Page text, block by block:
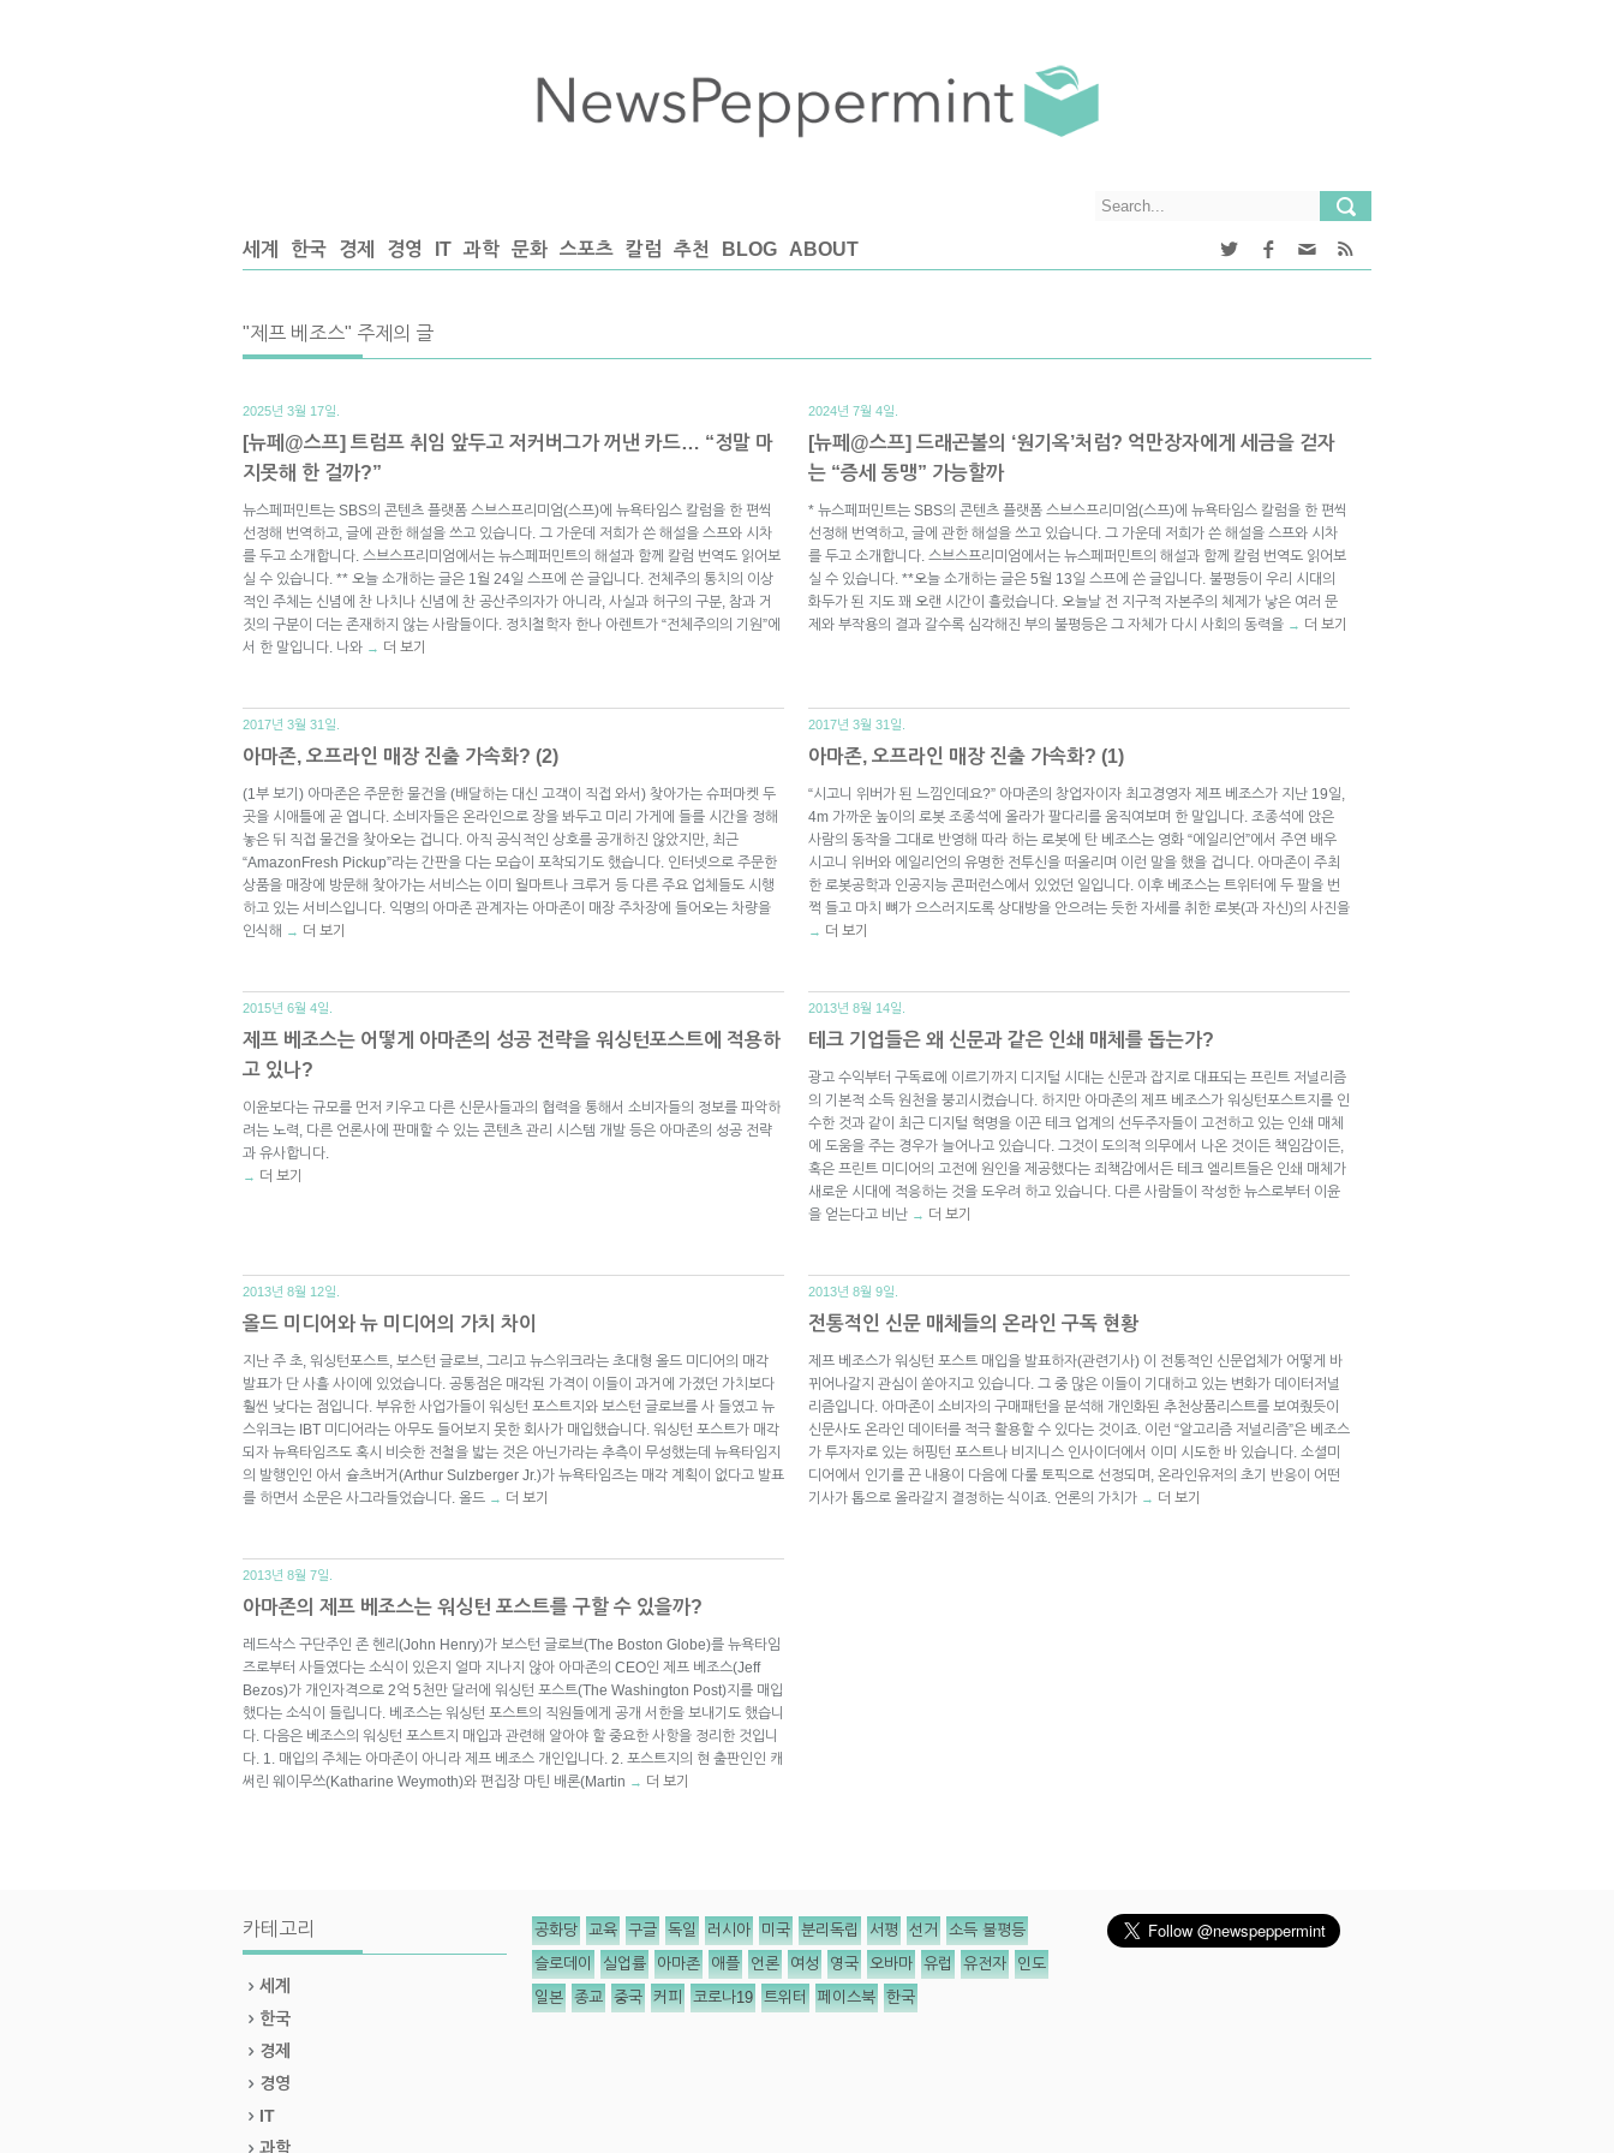
세계 한국 경제 경영 IT 과학 문화 스포츠 칼럼 추천 BLOG ABOUT
"제프 베조스" 주제의 글
2025년 3월 17일.
[뉴페@스프] 트럼프 취임 앞두고 저커버그가 꺼낸 카드… “정말 마
지못해 한 걸까?”
뉴스페퍼민트는 SBS의 콘텐츠 플랫폼 스브스프리미엄(스프)에 뉴욕타임스 칼럼을 한 편씩
선정해 번역하고, 글에 관한 해설을 쓰고 있습니다. 그 가운데 저희가 쓴 해설을 스프와 시차
를 두고 소개합니다. 스브스프리미엄에서는 뉴스페퍼민트의 해설과 함께 칼럼 번역도 읽어보
실 수 있습니다. ** 오늘 소개하는 글은 1월 24일 스프에 쓴 글입니다. 전체주의 통치의 이상
적인 주체는 신념에 찬 나치나 신념에 찬 공산주의자가 아니라, 사실과 허구의 구분, 참과 거
짓의 구분이 더는 존재하지 않는 사람들이다. 정치철학자 한나 아렌트가 “전체주의의 기원”에
서 한 말입니다. 나와 → 더 보기
2024년 7월 4일.
[뉴페@스프] 드래곤볼의 ‘원기옥’처럼? 억만장자에게 세금을 걷자
는 “증세 동맹” 가능할까
* 뉴스페퍼민트는 SBS의 콘텐츠 플랫폼 스브스프리미엄(스프)에 뉴욕타임스 칼럼을 한 편씩
선정해 번역하고, 글에 관한 해설을 쓰고 있습니다. 그 가운데 저희가 쓴 해설을 스프와 시차
를 두고 소개합니다. 스브스프리미엄에서는 뉴스페퍼민트의 해설과 함께 칼럼 번역도 읽어보
실 수 있습니다. **오늘 소개하는 글은 5월 13일 스프에 쓴 글입니다. 불평등이 우리 시대의
화두가 된 지도 꽤 오랜 시간이 흘렀습니다. 오늘날 전 지구적 자본주의 체제가 낳은 여러 문
제와 부작용의 결과 갈수록 심각해진 부의 불평등은 그 자체가 다시 사회의 동력을 → 더 보기
2017년 3월 31일.
아마존, 오프라인 매장 진출 가속화? (2)
(1부 보기) 아마존은 주문한 물건을 (배달하는 대신 고객이 직접 와서) 찾아가는 슈퍼마켓 두
곳을 시애틀에 곧 엽니다. 소비자들은 온라인으로 장을 봐두고 미리 가게에 들를 시간을 정해
놓은 뒤 직접 물건을 찾아오는 겁니다. 아직 공식적인 상호를 공개하진 않았지만, 최근
“AmazonFresh Pickup”라는 간판을 다는 모습이 포착되기도 했습니다. 인터넷으로 주문한
상품을 매장에 방문해 찾아가는 서비스는 이미 월마트나 크루거 등 다른 주요 업체들도 시행
하고 있는 서비스입니다. 익명의 아마존 관계자는 아마존이 매장 주차장에 들어오는 차량을
인식해 → 더 보기
2017년 3월 31일.
아마존, 오프라인 매장 진출 가속화? (1)
“시고니 위버가 된 느낌인데요?” 아마존의 창업자이자 최고경영자 제프 베조스가 지난 19일,
4m 가까운 높이의 로봇 조종석에 올라가 팔다리를 움직여보며 한 말입니다. 조종석에 앉은
사람의 동작을 그대로 반영해 따라 하는 로봇에 탄 베조스는 영화 “에일리언”에서 주연 배우
시고니 위버와 에일리언의 유명한 전투신을 떠올리며 이런 말을 했을 겁니다. 아마존이 주최
한 로봇공학과 인공지능 콘퍼런스에서 있었던 일입니다. 이후 베조스는 트위터에 두 팔을 번
쩍 들고 마치 뼈가 으스러지도록 상대방을 안으려는 듯한 자세를 취한 로봇(과 자신)의 사진을
→ 더 보기
2015년 6월 4일.
제프 베조스는 어떻게 아마존의 성공 전략을 워싱턴포스트에 적용하
고 있나?
이윤보다는 규모를 먼저 키우고 다른 신문사들과의 협력을 통해서 소비자들의 정보를 파악하
려는 노력, 다른 언론사에 판매할 수 있는 콘텐츠 관리 시스템 개발 등은 아마존의 성공 전략
과 유사합니다.
→ 더 보기
2013년 8월 14일.
테크 기업들은 왜 신문과 같은 인쇄 매체를 돕는가?
광고 수익부터 구독료에 이르기까지 디지털 시대는 신문과 잡지로 대표되는 프린트 저널리즘
의 기본적 소득 원천을 붕괴시켰습니다. 하지만 아마존의 제프 베조스가 워싱턴포스트지를 인
수한 것과 같이 최근 디지털 혁명을 이끈 테크 업계의 선두주자들이 고전하고 있는 인쇄 매체
에 도움을 주는 경우가 늘어나고 있습니다. 그것이 도의적 의무에서 나온 것이든 책임감이든,
혹은 프린트 미디어의 고전에 원인을 제공했다는 죄책감에서든 테크 엘리트들은 인쇄 매체가
새로운 시대에 적응하는 것을 도우려 하고 있습니다. 다른 사람들이 작성한 뉴스로부터 이윤
을 얻는다고 비난 → 더 보기
2013년 8월 12일.
올드 미디어와 뉴 미디어의 가치 차이
지난 주 초, 워싱턴포스트, 보스턴 글로브, 그리고 뉴스위크라는 초대형 올드 미디어의 매각
발표가 단 사흘 사이에 있었습니다. 공통점은 매각된 가격이 이들이 과거에 가졌던 가치보다
훨씬 낮다는 점입니다. 부유한 사업가들이 워싱턴 포스트지와 보스턴 글로브를 사 들였고 뉴
스위크는 IBT 미디어라는 아무도 들어보지 못한 회사가 매입했습니다. 워싱턴 포스트가 매각
되자 뉴욕타임즈도 혹시 비슷한 전철을 밟는 것은 아닌가라는 추측이 무성했는데 뉴욕타임지
의 발행인인 아서 슐츠버거(Arthur Sulzberger Jr.)가 뉴욕타임즈는 매각 계획이 없다고 발표
를 하면서 소문은 사그라들었습니다. 올드 → 더 보기
2013년 8월 9일.
전통적인 신문 매체들의 온라인 구독 현황
제프 베조스가 워싱턴 포스트 매입을 발표하자(관련기사) 이 전통적인 신문업체가 어떻게 바
뀌어나갈지 관심이 쏟아지고 있습니다. 그 중 많은 이들이 기대하고 있는 변화가 데이터저널
리즘입니다. 아마존이 소비자의 구매패턴을 분석해 개인화된 추천상품리스트를 보여줬듯이
신문사도 온라인 데이터를 적극 활용할 수 있다는 것이죠. 이런 “알고리즘 저널리즘”은 베조스
가 투자자로 있는 허핑턴 포스트나 비지니스 인사이더에서 이미 시도한 바 있습니다. 소셜미
디어에서 인기를 끈 내용이 다음에 다룰 토픽으로 선정되며, 온라인유저의 초기 반응이 어떤
기사가 톱으로 올라갈지 결정하는 식이죠. 언론의 가치가 → 더 보기
2013년 8월 7일.
아마존의 제프 베조스는 워싱턴 포스트를 구할 수 있을까?
레드삭스 구단주인 존 헨리(John Henry)가 보스턴 글로브(The Boston Globe)를 뉴욕타임
즈로부터 사들였다는 소식이 있은지 얼마 지나지 않아 아마존의 CEO인 제프 베조스(Jeff
Bezos)가 개인자격으로 2억 5천만 달러에 워싱턴 포스트(The Washington Post)지를 매입
했다는 소식이 들립니다. 베조스는 워싱턴 포스트의 직원들에게 공개 서한을 보내기도 했습니
다. 다음은 베조스의 워싱턴 포스트지 매입과 관련해 알아야 할 중요한 사항을 정리한 것입니
다. 1. 매입의 주체는 아마존이 아니라 제프 베조스 개인입니다. 2. 포스트지의 현 출판인인 캐
써린 웨이무쓰(Katharine Weymoth)와 편집장 마틴 배론(Martin → 더 보기
카테고리
세계
한국
경제
경영
IT
과학
공화당 교육 구글 독일 러시아 미국 분리독립 서평 선거 소득 불평등
슬로데이 실업률 아마존 애플 언론 여성 영국 오바마 유럽 유전자 인도
일본 종교 중국 커피 코로나19 트위터 페이스북 한국